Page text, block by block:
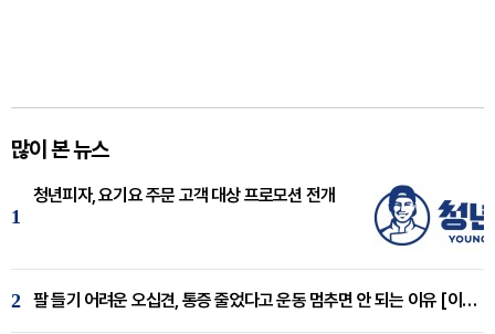
많이 본 뉴스
1
청년피자, 요기요 주문 고객 대상 프로모션 전개
2 팔 들기 어려운 오십견, 통증 줄었다고 운동 멈추면 안 되는 이유 [이병욱 원장 칼럼]